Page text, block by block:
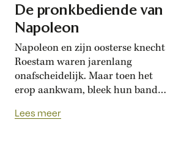
De pronkbediende van
Napoleon
Napoleon en zijn oosterse knecht
Roestam waren jarenlang
onafscheidelijk. Maar toen het
erop aankwam, bleek hun band
Lees meer